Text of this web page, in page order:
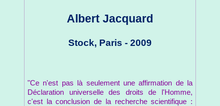
Albert Jacquard
Stock, Paris - 2009
"Ce n'est pas là seulement une affirmation de la
Déclaration universelle des droits de l'Homme,
c'est la conclusion de la recherche scientifique :